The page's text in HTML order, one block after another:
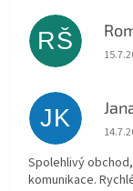
RŠ
JK
Spolehlivý
komunikace.